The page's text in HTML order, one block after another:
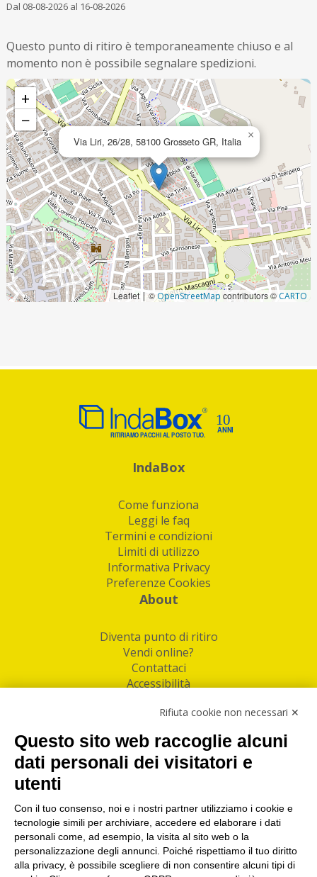
Dal 08-08-2026 al 16-08-2026
Questo punto di ritiro è temporaneamente chiuso e al
momento non è possibile segnalare spedizioni.
Via Liri, 26/28, 58100 Grosseto GR, Italia ×
+
−
Leaflet | ©OpenStreetMap contributors © CARTO
IndaBox
Come funziona
Leggi le faq
Termini e condizioni
Limiti di utilizzo
Informativa Privacy
Preferenze Cookies
About
Diventa punto di ritiro
Vendi online?
Contattaci
Accessibilità
Facebook
Linkedin
I nostri punti di ritiro e spedizione pacchi nelle
maggiori città italiane
Torino|Milano|Roma|Bologna|Firenze| Genova
Napoli|Varese
Rifiuta cookie non necessari ✕
Questo sito web raccoglie alcuni
dati personali dei visitatori e
utenti
Con il tuo consenso, noi e i nostri partner utilizziamo i cookie e
tecnologie simili per archiviare, accedere ed elaborare i dati
personali come, ad esempio, la visita al sito web o la
personalizzazione degli annunci. Poiché rispettiamo il tuo diritto
alla privacy, è possibile scegliere di non consentire alcuni tipi di